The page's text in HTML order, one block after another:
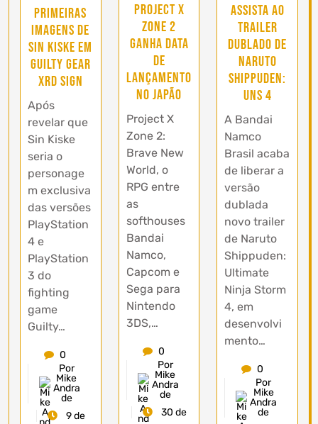
Primeiras
imagens de
Sin Kiske em
Guilty Gear
Xrd SIGN
Após
revelar que
Sin Kiske
seria o
personage
m exclusiva
das versões
PlayStation
4 e
PlayStation
3 do
fighting
game
Guilty…
0
Por
Mike
Andra
de
9 de
Project X
Zone 2
ganha data
de
lançamento
no Japão
Project X
Zone 2:
Brave New
World, o
RPG entre
as
softhouses
Bandai
Namco,
Capcom e
Sega para
Nintendo
3DS,…
0
Por
Mike
Andra
de
30 de
Assista ao
trailer
dublado de
Naruto
Shippuden:
UNS 4
A Bandai
Namco
Brasil acaba
de liberar a
versão
dublada
novo trailer
de Naruto
Shippuden:
Ultimate
Ninja Storm
4, em
desenvolvi
mento…
0
Por
Mike
Andra
de